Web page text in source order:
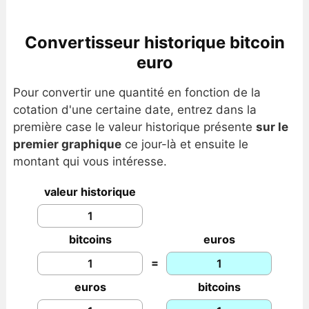
Convertisseur historique bitcoin
euro
Pour convertir une quantité en fonction de la
cotation d'une certaine date, entrez dans la
première case le valeur historique présente sur le
premier graphiquece jour-là et ensuite le
montant qui vous intéresse.
valeur historique
bitcoins
euros
=
euros
bitcoins